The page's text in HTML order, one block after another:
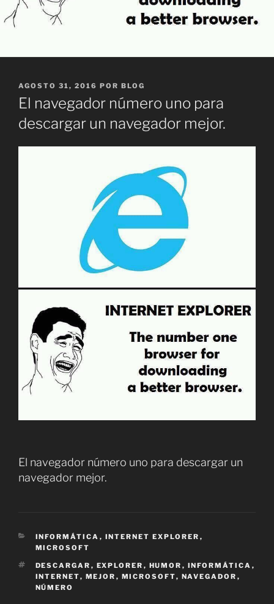
PUBLICADO
EL
AGOSTO 31, 2016 POR BLOG
El navegador número uno para
descargar un navegador mejor.
El navegador número uno para descargar un
navegador mejor.
CATEGORÍAS
INFORMÁTICA , INTERNET EXPLORER ,
MICROSOFT
ETIQUETAS
DESCARGAR , EXPLORER , HUMOR , INFORMÁTICA ,
INTERNET, MEJOR , MICROSOFT, NAVEGADOR ,
NÚMERO